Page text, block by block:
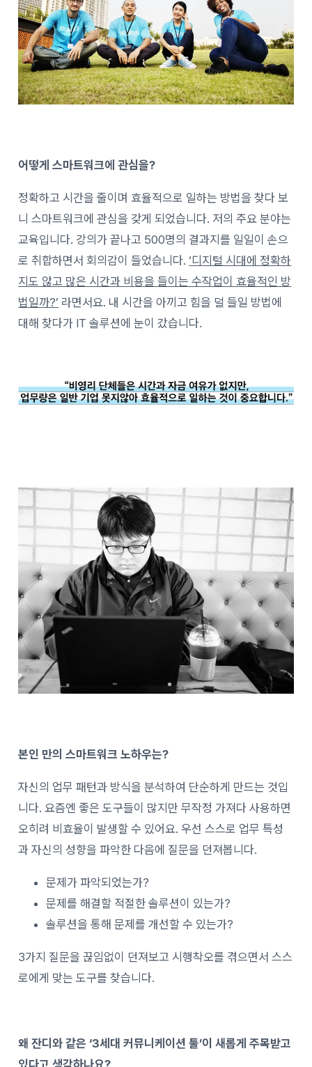
어떻게 스마트워크에 관심을?
정확하고 시간을 줄이며 효율적으로 일하는 방법을 찾다 보
니 스마트워크에 관심을 갖게 되었습니다. 저의 주요 분야는
교육입니다. 강의가 끝나고 500명의 결과지를 일일이 손으
로 취합하면서 회의감이 들었습니다.‘디지털 시대에 정확하
지도 않고 많은 시간과 비용을 들이는 수작업이 효율적인 방
법일까?’ 라면서요. 내 시간을 아끼고 힘을 덜 들일 방법에
대해 찾다가 IT 솔루션에 눈이 갔습니다.
본인 만의 스마트워크 노하우는?
자신의 업무 패턴과 방식을 분석하여 단순하게 만드는 것입
니다. 요즘엔 좋은 도구들이 많지만 무작정 가져다 사용하면
오히려 비효율이 발생할 수 있어요. 우선 스스로 업무 특성
과 자신의 성향을 파악한 다음에 질문을 던져봅니다.
문제가 파악되었는가?
문제를 해결할 적절한 솔루션이 있는가?
솔루션을 통해 문제를 개선할 수 있는가?
3가지 질문을 끊임없이 던져보고 시행착오를 겪으면서 스스
로에게 맞는 도구를 찾습니다.
왜 잔디와 같은 ‘3세대 커뮤니케이션 툴’이 새롭게 주목받고